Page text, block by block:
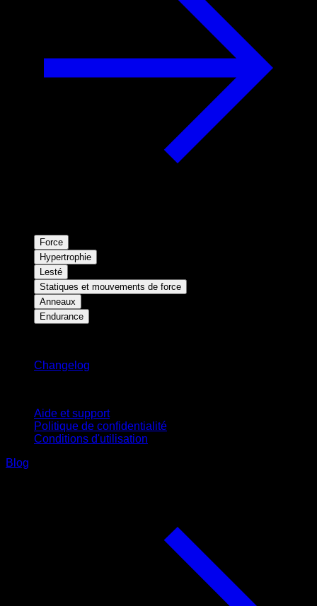
Force
Hypertrophie
Lesté
Statiques et mouvements de force
Anneaux
Endurance
Changelog
Aide et support
Politique de confidentialité
Conditions d'utilisation
Blog